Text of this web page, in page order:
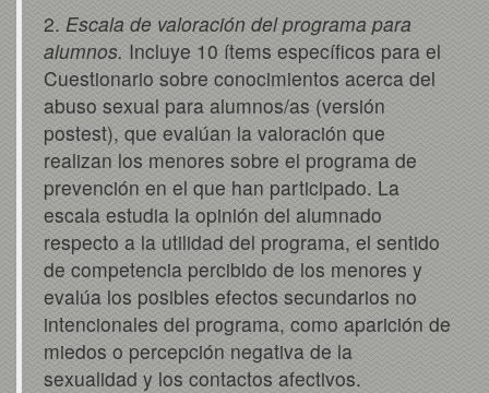
2. Escala de valoración del programa para
alumnos. Incluye 10 ítems específicos para el
Cuestionario sobre conocimientos acerca del
abuso sexual para alumnos/as (versión
postest), que evalúan la valoración que
realizan los menores sobre el programa de
prevención en el que han participado. La
escala estudia la opinión del alumnado
respecto a la utilidad del programa, el sentido
de competencia percibido de los menores y
evalúa los posibles efectos secundarios no
intencionales del programa, como aparición de
miedos o percepción negativa de la
sexualidad y los contactos afectivos.